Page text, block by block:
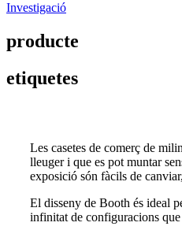
Investigació
producte
etiquetes
Les casetes de comerç de
lleuger i que es pot muntar
exposició són fàcils de
El disseny de Booth és ideal
infinitat de configuracions que